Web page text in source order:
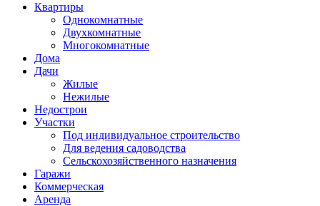
Квартиры
Однокомнатные
Двухкомнатные
Многокомнатные
Дома
Дачи
Жилые
Нежилые
Недострои
Участки
Под индивидуальное строительство
Для ведения садоводства
Сельскохозяйственного назначения
Гаражи
Коммерческая
Аренда